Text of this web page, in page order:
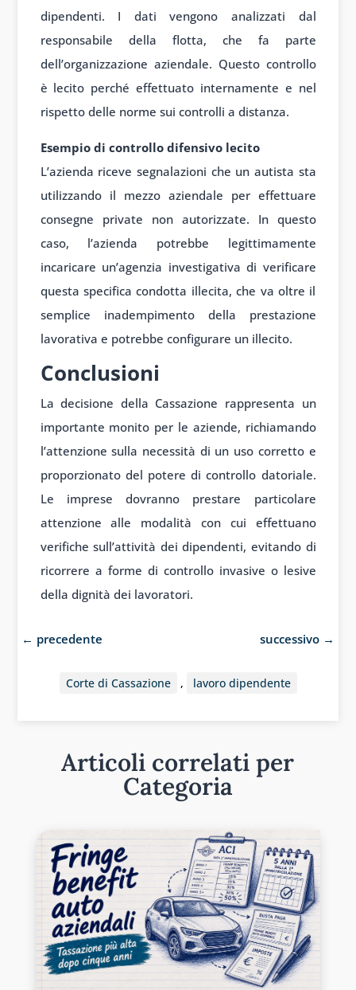
dipendenti. I dati vengono analizzati dal
responsabile della flotta, che fa parte
dell’organizzazione aziendale. Questo controllo
è lecito perché effettuato internamente e nel
rispetto delle norme sui controlli a distanza.
Esempio di controllo difensivo lecito
L’azienda riceve segnalazioni che un autista sta
utilizzando il mezzo aziendale per effettuare
consegne private non autorizzate. In questo
caso, l’azienda potrebbe legittimamente
incaricare un’agenzia investigativa di verificare
questa specifica condotta illecita, che va oltre il
semplice inadempimento della prestazione
lavorativa e potrebbe configurare un illecito.
Conclusioni
La decisione della Cassazione rappresenta un
importante monito per le aziende, richiamando
l’attenzione sulla necessità di un uso corretto e
proporzionato del potere di controllo datoriale.
Le imprese dovranno prestare particolare
attenzione alle modalità con cui effettuano
verifiche sull’attività dei dipendenti, evitando di
ricorrere a forme di controllo invasive o lesive
della dignità dei lavoratori.
← precedente successivo →
Corte di Cassazione , lavoro dipendente
Articoli correlati per
Categoria